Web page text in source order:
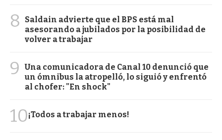
8
Saldain advierte que el BPS está mal
asesorando a jubilados por la posibilidad de
volver a trabajar
9
Una comunicadora de Canal 10 denunció que
un ómnibus la atropelló, lo siguió y enfrentó
al chofer: "En shock"
10¡Todos a trabajar menos!